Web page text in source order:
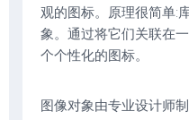
观的图标。原理很简单:
象。通过将它们关联在
个个性化的图标。
图像对象由专业设计师